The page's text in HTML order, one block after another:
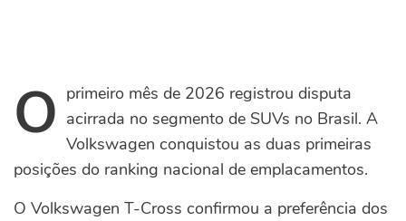
O primeiro mês de 2026 registrou disputa
acirrada no segmento de SUVs no Brasil. A
Volkswagen conquistou as duas primeiras
posições do ranking nacional de emplacamentos.
O Volkswagen T-Cross confirmou a preferência dos